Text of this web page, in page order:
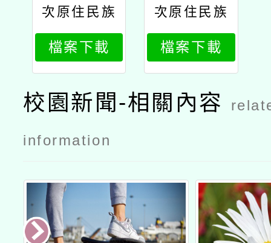
次原住民族
語言能力認
證測驗公文
台師大
檔案下載
次原住民族
語言能力認
證測驗公文
2台師大
檔案下載
校園新聞-相關內容
information